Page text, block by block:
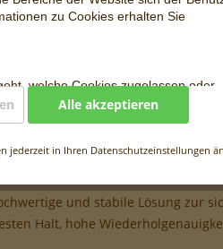
zu Cookies erhalten Sie
welche Cookies zugelassen oder
den Einstellungen des Web-Browsers
befinden, hängt vom jeweiligen
die Nutzung von Cookies
Alle akzeptieren
jederzeit in Ihren Datenschutzeinstellungen
Artikel-Nr.:
und stabile Lösung zur
Halt, hohe